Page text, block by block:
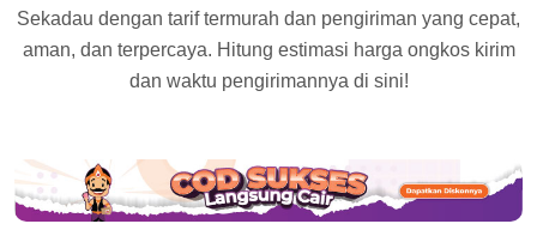
Sekadau dengan tarif termurah dan pengiriman yang cepat,
aman, dan terpercaya. Hitung estimasi harga ongkos kirim
dan waktu pengirimannya di sini!